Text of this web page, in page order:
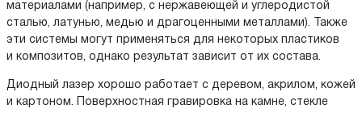
материалами (например, с нержавеющей и углеродистой
сталью, латунью, медью и драгоценными металлами). Также
эти системы могут применяться для некоторых пластиков
и композитов, однако результат зависит от их состава.
Диодный лазер хорошо работает с деревом, акрилом, кожей
и картоном. Поверхностная гравировка на камне, стекле